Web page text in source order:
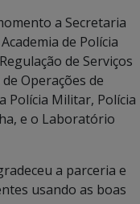
a Secretaria
de Polícia
de Serviços
Operações de
Polícia Militar, Polícia
e o Laboratório
a parceria e
usando as boas